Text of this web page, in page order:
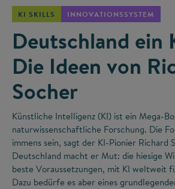
KI SKILLS INNOVATIONSSYSTEM
Deutschland ein
Die Ideen von
Socher
Künstliche Intelligenz (KI) ist ein Mega-
naturwissenschaftliche Forschung. Die
immens sein, sagt der KI-Pionier Richard
Deutschland macht er Mut: die hiesige
beste Voraussetzungen, mit KI weltweit
Dazu bedürfe es aber eines